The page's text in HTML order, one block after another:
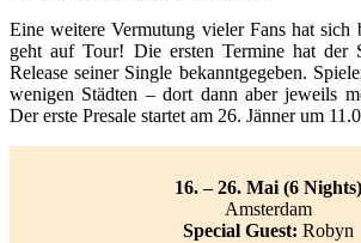
Eine weitere Vermutung vieler Fans hat sich
geht auf Tour! Die ersten Termine hat der
Release seiner Single bekanntgegeben.
wenigen Städten – dort dann aber jeweils
Der erste Presale startet am 26. Jänner um
16. – 26. Mai (6 Nights)
Amsterdam
Special Guest: Robyn